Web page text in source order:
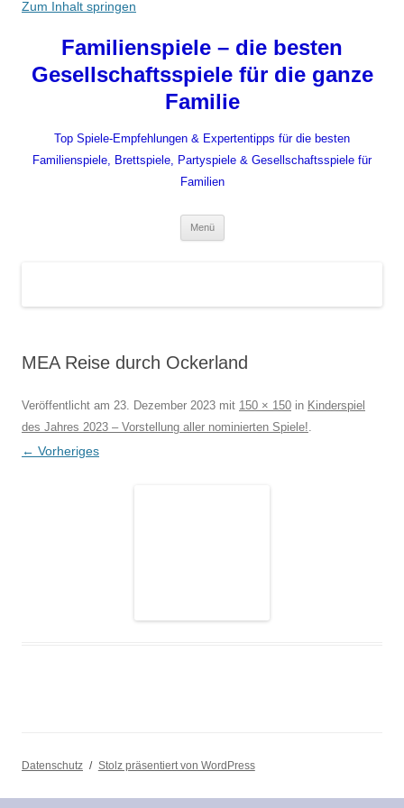
Zum Inhalt springen
Familienspiele – die besten
Gesellschaftsspiele für die ganze
Familie
Top Spiele-Empfehlungen & Expertentipps für die besten
Familienspiele, Brettspiele, Partyspiele & Gesellschaftsspiele für
Familien
Menü
MEA Reise durch Ockerland
Veröffentlicht am 23. Dezember 2023 mit 150 × 150 in Kinderspiel
des Jahres 2023 – Vorstellung aller nominierten Spiele!.
← Vorheriges
Datenschutz Stolz präsentiert von WordPress